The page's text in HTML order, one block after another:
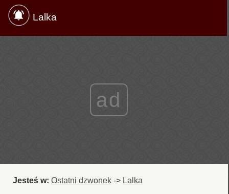
Lalka
ad
Jesteś w: Ostatni dzwonek -> Lalka